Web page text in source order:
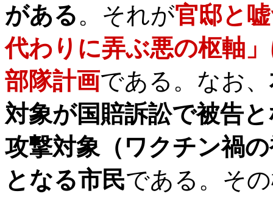
がある。それが官邸と
代わりに弄ぶ悪の枢軸
部隊計画である。なお、
対象が国賠訴訟で被告
攻撃対象（ワクチン禍
となる市民である。そ